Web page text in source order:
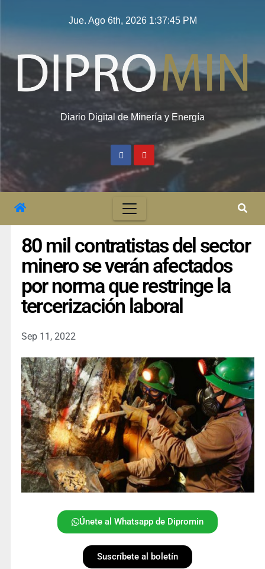
Jue. Ago 6th, 2026 1:37:46 PM
Diario Digital de Minería y Energía
80 mil contratistas del sector
minero se verán afectados
por norma que restringe la
tercerización laboral
Sep 11, 2022
Únete al Whatsapp de Dipromin
Suscríbete al boletín